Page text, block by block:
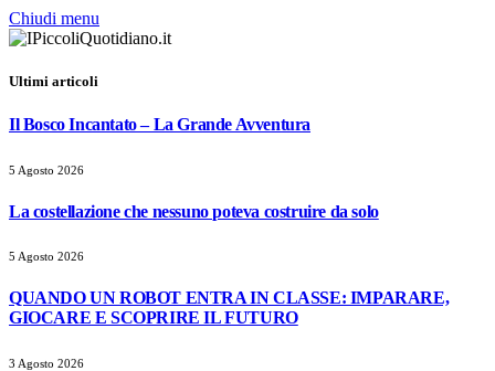
Chiudi menu
Ultimi articoli
Il Bosco Incantato – La Grande Avventura
5 Agosto 2026
La costellazione che nessuno poteva costruire da solo
5 Agosto 2026
QUANDO UN ROBOT ENTRA IN CLASSE: IMPARARE,
GIOCARE E SCOPRIRE IL FUTURO
3 Agosto 2026